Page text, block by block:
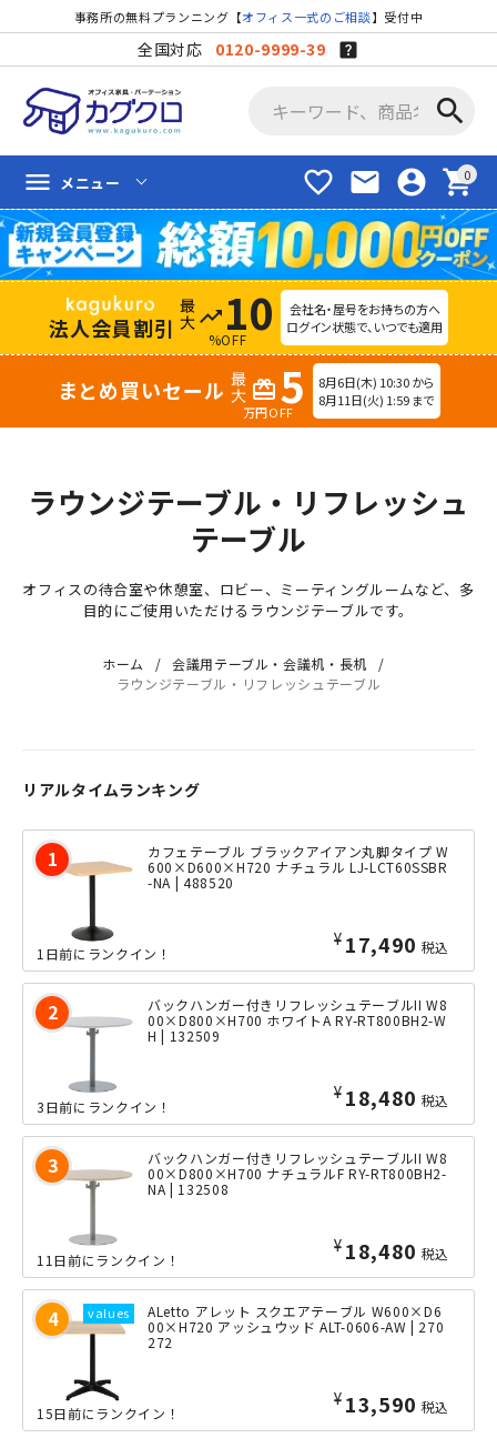
事務所の無料プランニング【オフィス一式のご相談】受付中
全国対応 0120-9999-39
search
favorite_border mail account_circle shopping_cart
menu メニュー
法人会員割引 trending_up 10
%OFF
会社名・屋号をお持ちの方へ
ログイン状態で、いつでも適用
まとめ買いセール redeem 5
万円OFF
8月6日(木) 10:30 から
8月11日(火) 1:59 まで
ラウンジテーブル・リフレッシュ
テーブル
オフィスの待合室や休憩室、ロビー、ミーティングルームなど、多
目的にご使用いただけるラウンジテーブルです。
ホーム
会議用テーブル・会議机・長机
ラウンジテーブル・リフレッシュテーブル
リアルタイムランキング
カフェテーブル ブラックアイアン丸脚タイプ W
600×D600×H720 ナチュラル LJ-LCT60SSBR
-NA | 488520
¥ 17,490 税込
1日前にランクイン！
バックハンガー付きリフレッシュテーブルII W8
00×D800×H700 ホワイトA RY-RT800BH2-W
H | 132509
¥ 18,480 税込
3日前にランクイン！
バックハンガー付きリフレッシュテーブルII W8
00×D800×H700 ナチュラルF RY-RT800BH2-
NA | 132508
¥ 18,480 税込
11日前にランクイン！
ALetto アレット スクエアテーブル W600×D6
00×H720 アッシュウッド ALT-0606-AW | 270
272
¥ 13,590 税込
15日前にランクイン！